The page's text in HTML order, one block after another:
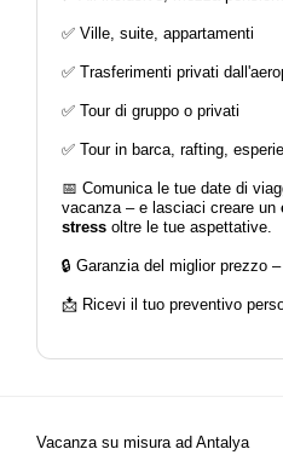
✅ Ville, suite, appartamenti
✅ Trasferimenti privati
✅ Tour di gruppo o privati
✅ Tour in barca, rafting,
📅 Comunica le tue date di
vacanza – e lasciaci creare un
stress oltre le tue aspettative.
🔒 Garanzia del miglior prezzo
📩 Ricevi il tuo preventivo
Vacanza su misura ad Antalya